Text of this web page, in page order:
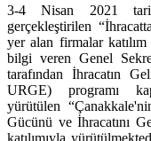
3-4 Nisan 2021
gerçekleştirilen
yer alan firmalar
bilgi veren Genel
tarafından İhracatın
URGE) programı
yürütülen
Gücünü ve İhracatını